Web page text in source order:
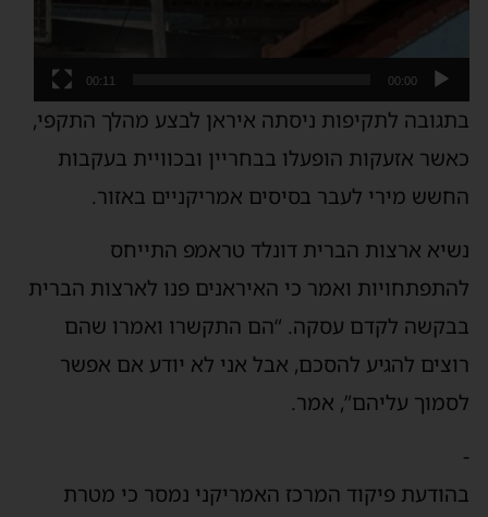
00:00
00:11
בתגובה לתקיפות ניסתה איראן לבצע מהלך התקפי,
כאשר אזעקות הופעלו בבחריין ובכוויית בעקבות
החשש מירי לעבר בסיסים אמריקניים באזור.
נשיא ארצות הברית דונלד טראמפ התייחס
להתפתחויות ואמר כי האיראנים פנו לארצות הברית
בבקשה לקדם עסקה. “הם התקשרו ואמרו שהם
רוצים להגיע להסכם, אבל אני לא יודע אם אפשר
לסמוך עליהם”, אמר.
-
בהודעת פיקוד המרכז האמריקני נמסר כי מטרת